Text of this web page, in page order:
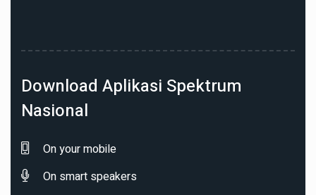
Download Aplikasi Spektrum
Nasional
On your mobile
On smart speakers